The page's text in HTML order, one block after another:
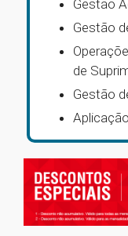
Gestão
Gestão
de
Gestão